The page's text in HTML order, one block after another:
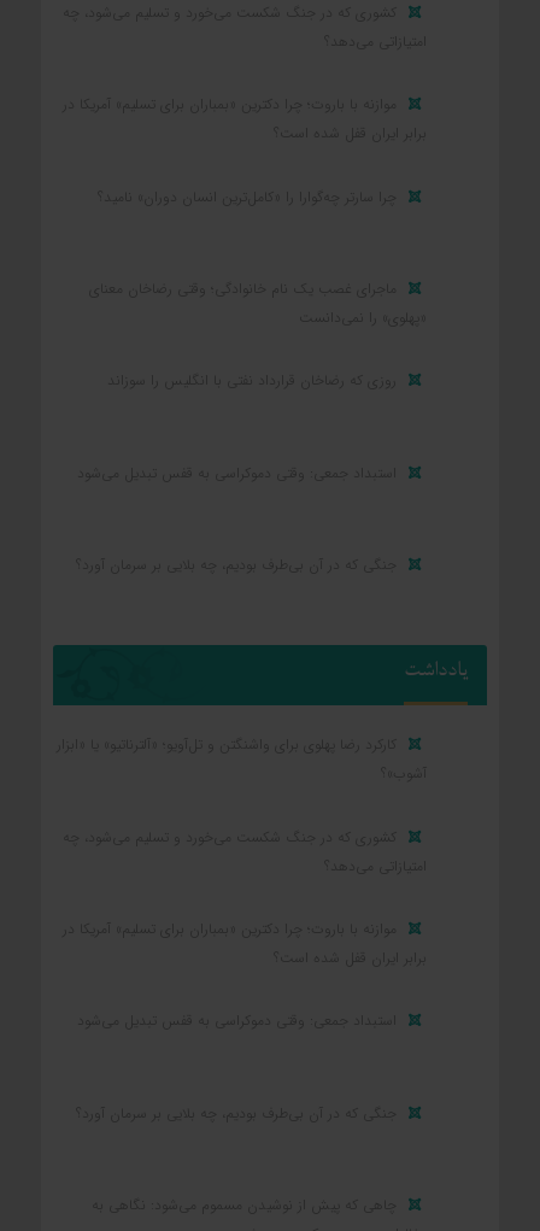
کشوری که در جنگ شکست می‌خورد و تسلیم می‌شود، چه
امتیازاتی می‌دهد؟
موازنه با باروت؛ چرا دکترین «بمباران برای تسلیم» آمریکا در
چرا سارتر چه‌گوارا را «کامل‌ترین انسان دوران» نامید؟
ماجرای غصب یک نام خانوادگی؛ وقتی رضاخان معنای
«پهلوی» را نمی‌دانست
جنگی که در آن بی‌طرف بودیم، چه بلایی بر سرمان آورد؟
یادداشت
کشوری که در جنگ شکست می‌خورد و تسلیم می‌شود، چه
امتیازاتی می‌دهد؟
موازنه با باروت؛ چرا دکترین «بمباران برای تسلیم» آمریکا در
جنگی که در آن بی‌طرف بودیم، چه بلایی بر سرمان آورد؟
چاهی که پیش از نوشیدن مسموم می‌شود: نگاهی به